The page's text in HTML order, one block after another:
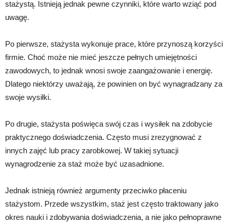
stażystą. Istnieją jednak pewne czynniki, które warto wziąć pod
uwagę.
Po pierwsze, stażysta wykonuje prace, które przynoszą korzyści
firmie. Choć może nie mieć jeszcze pełnych umiejętności
zawodowych, to jednak wnosi swoje zaangażowanie i energię.
Dlatego niektórzy uważają, że powinien on być wynagradzany za
swoje wysiłki.
Po drugie, stażysta poświęca swój czas i wysiłek na zdobycie
praktycznego doświadczenia. Często musi zrezygnować z
innych zajęć lub pracy zarobkowej. W takiej sytuacji
wynagrodzenie za staż może być uzasadnione.
Jednak istnieją również argumenty przeciwko płaceniu
stażystom. Przede wszystkim, staż jest często traktowany jako
okres nauki i zdobywania doświadczenia, a nie jako pełnoprawne